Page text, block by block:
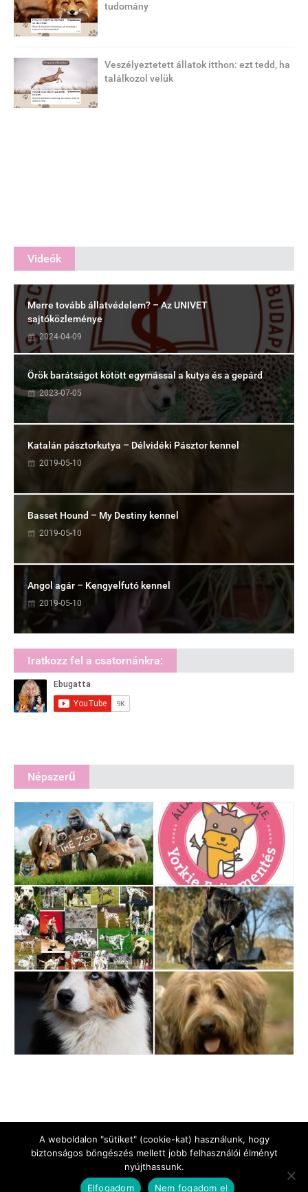
tudomány
Veszélyeztetett állatok itthon: ezt tedd, ha
találkozol velük
Videók
Merre tovább állatvédelem? – Az UNIVET
sajtóközleménye
2024-04-09
Örök barátságot kötött egymással a kutya és a gepárd
2023-07-05
Katalán pásztorkutya – Délvidéki Pásztor kennel
2019-05-10
Basset Hound – My Destiny kennel
2019-05-10
Angol agár – Kengyelfutó kennel
2019-05-10
Iratkozz fel a csatornánkra:
Népszerű
Jogi Nyilatkozat Impresszum
Adatkezelési tájékoztató
A weboldalon "sütiket" (cookie-kat) használunk, hogy
biztonságos böngészés mellett jobb felhasználói élményt
nyújthassunk.
Elfogadom
Nem fogadom el